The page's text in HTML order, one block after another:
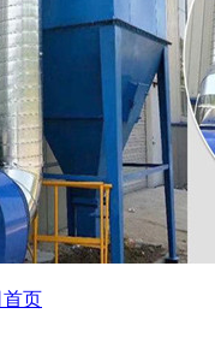
首页